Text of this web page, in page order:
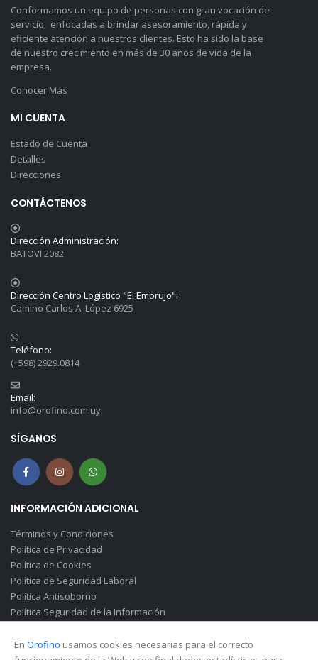
Conformamos un equipo de personas con gran vocación de
servicio, enfocadas a brindar asesoramiento, rápida y
eficiente atención a nuestros clientes. Esto ha sido la base
de nuestro crecimiento en más de 30 años de vida de la
empresa.
Conocer Más
MI CUENTA
Estado de Cuenta
Detalles
Direcciones
CONTÁCTENOS
Dirección Administración:
BATOVI 2082
Dirección Centro Logístico "El Embrujo":
Camino Carlos A. López 6925
Teléfono:
(+598) 2929.0814
Email:
info@orofino.com.uy
SÍGANOS
INFORMACIÓN ADICIONAL
Términos y Condiciones
Política de Privacidad
Política de Cookies
Política de Seguridad Laboral
Política Antisoborno
Política Seguridad de la Información
En Orofino usamos cookies necesarias para el correcto